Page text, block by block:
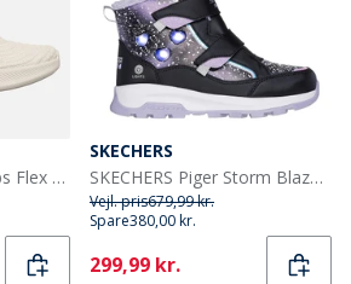
SKECHERS Dame Bobs Flex Mellow Dawn Sneakers Hvid
SKECHERS
SKECHERS Piger Storm Blazer Vandtætte Sko Black Lavender
Vejl. pris679,99 kr.
Spare380,00 kr.
Current
299,99 kr.